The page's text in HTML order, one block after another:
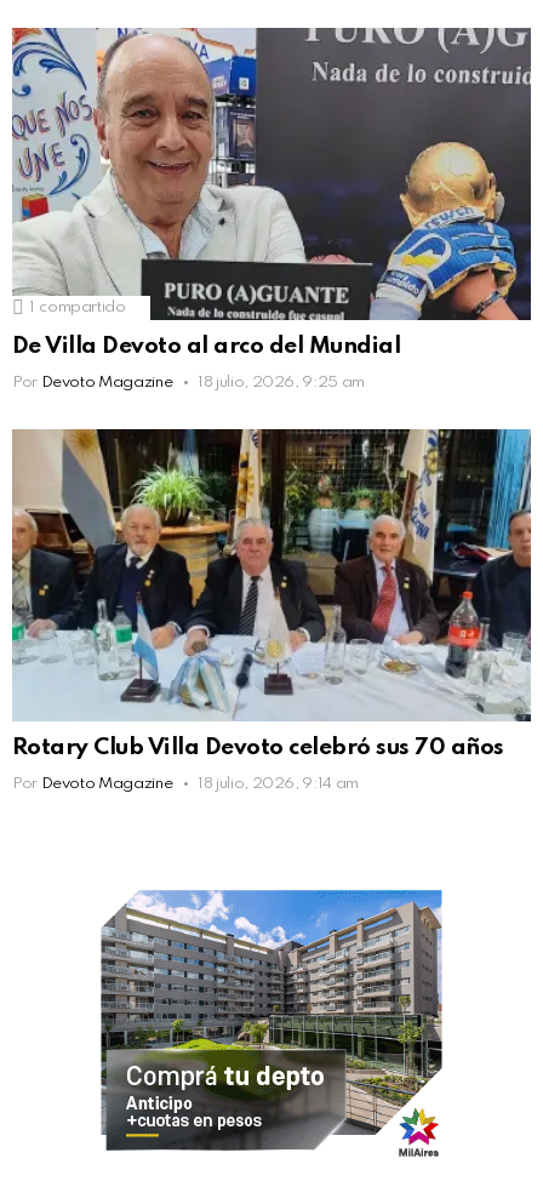
1 compartido
De Villa Devoto al arco del Mundial
Por Devoto Magazine 18 julio, 2026, 9:25 am
Rotary Club Villa Devoto celebró sus 70 años
Por Devoto Magazine 18 julio, 2026, 9:14 am